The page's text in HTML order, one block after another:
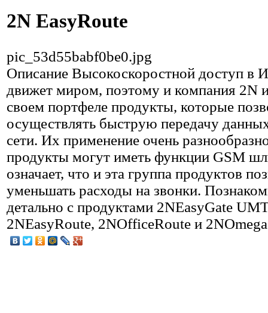
2N EasyRoute
pic_53d55babf0be0.jpg
Описание Высокоскоростной доступ в
движет миром, поэтому и компания 2N
своем портфеле продукты, которые
осуществлять быструю передачу
сети. Их применение очень
продукты могут иметь функции GSM
означает, что и эта группа продуктов
уменьшать расходы на звонки.
детально с продуктами 2NEasyGate
2NEasyRoute, 2NOfficeRoute и